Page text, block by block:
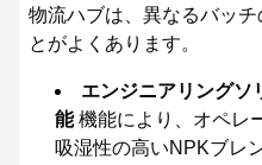
物流ハブは、異なるバッ
とがよくあります。
エンジニアリングソ
能機能により、オペレ
吸湿性の高いNPKブレ